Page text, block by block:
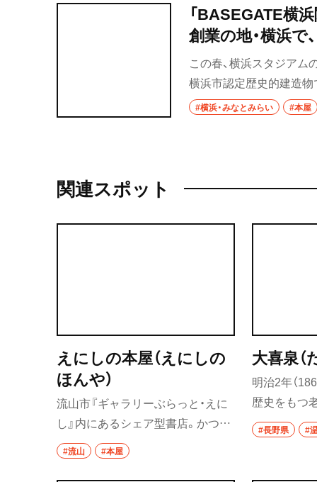
「BASEGATE横
創業の地・横浜
この春、横浜スタジアム
横浜市認定歴史的建造物
BASEGATE横浜関内』
#横浜・みなとみらい #本屋
関連スポット
えにしの本屋（えにしの
ほんや）
流山市『ギャラリーぶらっと・えに
し』内にあるシェア型書店。かつて
『散歩の達人』の編集部員だった店
主が、2026年3月に開店。リンゴ箱
#流山 #本屋
大喜泉（
明治2年（
歴史をもつ
抱える人た
でもある。
#長野県 #